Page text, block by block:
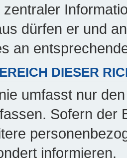
zentraler
dürfen er und
an
DIESER
umfasst nur
Sofern der
informieren.